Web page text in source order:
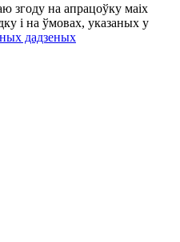
згоду на апрацоўку маіх
і на ўмовах, указаных у
дадзеных